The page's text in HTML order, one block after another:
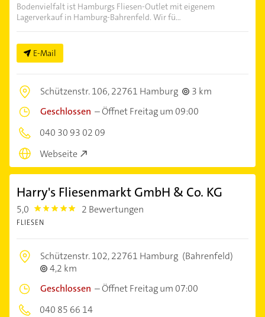
Bodenvielfalt ist Hamburgs Fliesen-Outlet mit eigenem
Lagerverkauf in Hamburg-Bahrenfeld. Wir fü...
E-Mail
Schützenstr. 106,22761 Hamburg
3 km
Geschlossen –Öffnet Freitag um 09:00
040 30 93 02 09
Webseite
Harry's Fliesenmarkt GmbH & Co. KG
5,0 5.0 2 Bewertungen
FLIESEN
Schützenstr. 102,22761 Hamburg (Bahrenfeld)
4,2 km
Geschlossen –Öffnet Freitag um 07:00
040 85 66 14